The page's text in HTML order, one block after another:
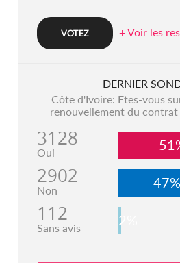
+ Voir les
DERNIER
Côte d'Ivoire: Etes-vous
renouvellement du contrat
3128
Oui
2902
Non 47%
112
Sans avis 2%